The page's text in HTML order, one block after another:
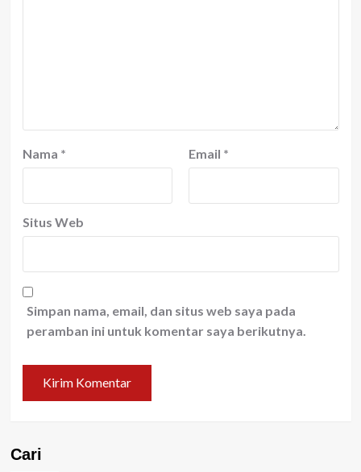
Nama * Email *
Situs Web
Simpan nama, email, dan situs web saya pada
peramban ini untuk komentar saya berikutnya.
Cari